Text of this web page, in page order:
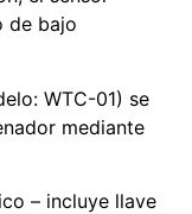
de bajo
WTC-01) se
mediante
– incluye llave